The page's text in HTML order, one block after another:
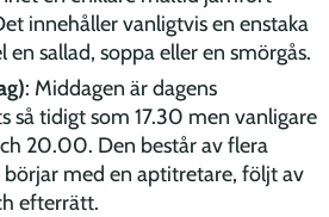
innehåller vanligtvis en enstaka
sallad, soppa eller en smörgås.
: Middagen är dagens
så tidigt som 17.30 men vanligare
20.00. Den består av flera
med en aptitretare, följt av
efterrätt.